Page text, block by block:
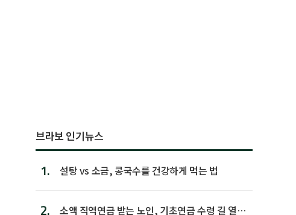
브라보 인기뉴스
1. 설탕 vs 소금, 콩국수를 건강하게 먹는 법
2.
소액 직역연금 받는 노인, 기초연금 수령 길 열린